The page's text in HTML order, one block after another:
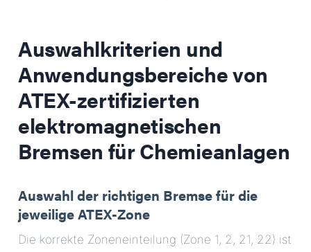
Auswahlkriterien und
Anwendungsbereiche von
ATEX-zertifizierten
elektromagnetischen
Bremsen für Chemieanlagen
Auswahl der richtigen Bremse für die
jeweilige ATEX-Zone
Die korrekte Zoneneinteilung (Zone 1, 2, 21, 22) ist